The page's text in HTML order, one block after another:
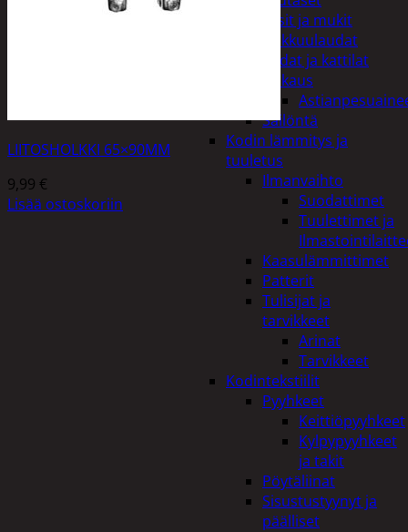
Lasit ja mukit
Leikkuulaudat
Padat ja kattilat
Tiskaus
Säilöntä
Kodin lämmitys ja
tuuletus
Ilmanvaihto
Suodattimet
Tuulettimet ja
Kaasulämmittimet
Patterit
Tulisijat ja
tarvikkeet
Arinat
Tarvikkeet
Kodintekstiilit
Pyyhkeet
Keittiöpyyhkeet
Kylpypyyhkeet
ja takit
Pöytäliinat
Sisustustyynyt ja
päälliset
LIITOSHOLKKI 65×90MM
9,99 €
Lisää ostoskoriin